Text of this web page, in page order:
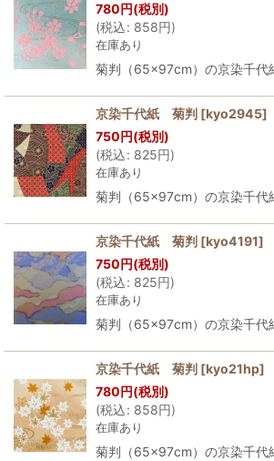
780円(税別)
(税込: 858円)
在庫あり
菊判（65×97cm）の京染千代
京染千代紙 菊判 [kyo2945]
750円(税別)
(税込: 825円)
在庫あり
菊判（65×97cm）の京染千代
京染千代紙 菊判 [kyo4191]
750円(税別)
(税込: 825円)
在庫あり
菊判（65×97cm）の京染千代
京染千代紙 菊判 [kyo21hp]
780円(税別)
(税込: 858円)
在庫あり
菊判（65×97cm）の京染千代